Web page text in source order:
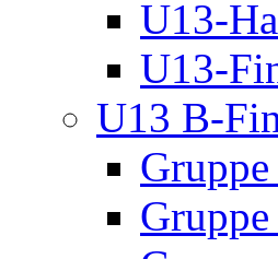
U13-
U13-
U13 B-